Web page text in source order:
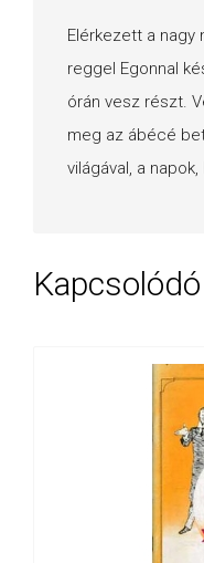
Elérkezett a nagy
reggel Egonnal
órán vesz részt.
meg az ábécé
világával, a